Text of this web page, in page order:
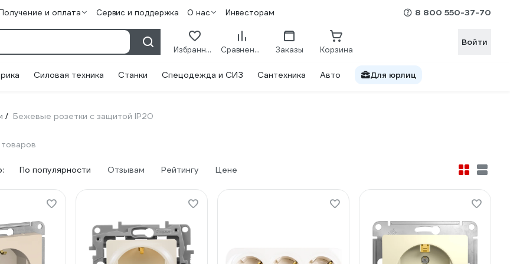
и оплата Сервис и поддержка О нас Инвесторам 8 800 550-37-70
Избранное Сравнение Заказы Корзина
Войти
Силовая техника Станки Спецодежда и СИЗ Сантехника Авто Для юрлиц
/ Бежевые розетки с защитой IP20
По популярности Отзывам Рейтингу Цене